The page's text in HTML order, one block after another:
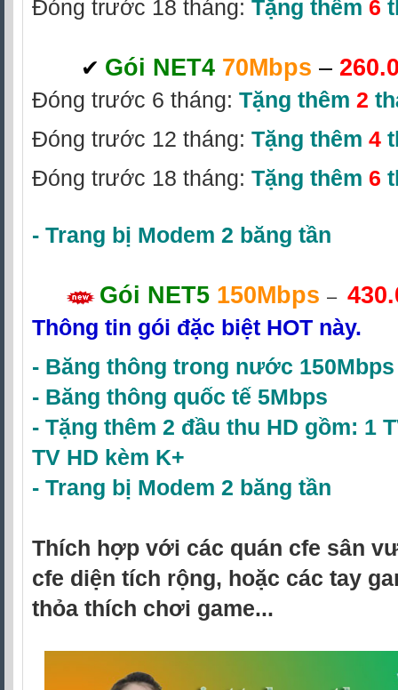
Đóng trước 18 tháng: Tặng thêm 6
✔ Gói NET4 70Mbps –
Đóng trước 6 tháng: Tặng thêm 2
Đóng trước 12 tháng: Tặng thêm 4
Đóng trước 18 tháng: Tặng thêm 6
- Trang bị Modem 2 băng tần
Gói NET5 150Mbps –
Thông tin gói đặc biệt HOT này.
- Băng thông trong nước 150Mbps
- Băng thông quốc tế 5Mbps
- Tặng thêm 2 đầu thu HD gồm: 1
TV HD kèm K+
- Trang bị Modem 2 băng tần
Thích hợp với các quán cfe sân
cfe diện tích rộng, hoặc các tay
thỏa thích chơi game...